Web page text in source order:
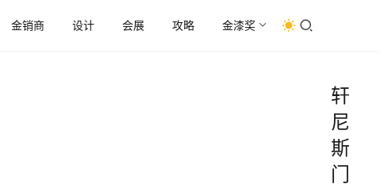
金销商 设计 会展 攻略 金漆奖
轩
尼
斯
门